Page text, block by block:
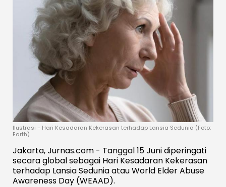
Ilustrasi - Hari Kesadaran Kekerasan terhadap Lansia Sedunia (Foto:
Earth)
Jakarta, Jurnas.com - Tanggal 15 Juni diperingati
secara global sebagai Hari Kesadaran Kekerasan
terhadap Lansia Sedunia atau World Elder Abuse
Awareness Day (WEAAD).